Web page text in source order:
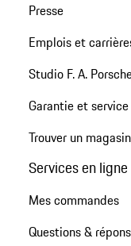
Presse
Emplois et
Studio F. A.
Garantie et
Trouver un magasin
Services en ligne
Mes commandes
Questions &